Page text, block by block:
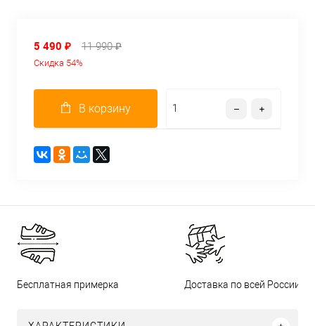
5 490 ₽ 11 990 ₽
Скидка 54%
В корзину
Бесплатная примерка Доставка по всей России